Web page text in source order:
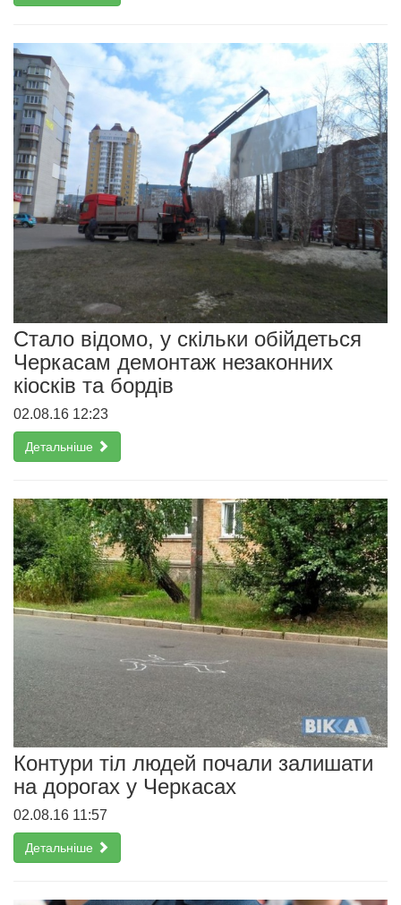
Стало відомо, у скільки обійдеться
Черкасам демонтаж незаконних
кіосків та бордів
02.08.16 12:23
Детальніше
Контури тіл людей почали залишати
на дорогах у Черкасах
02.08.16 11:57
Детальніше